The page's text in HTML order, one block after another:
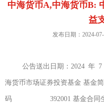
中海货币A,中海货币B:
益
发布日期：2024-
公告送出日期：2024
海货币市场证券投资基金
码 392001 基金合同